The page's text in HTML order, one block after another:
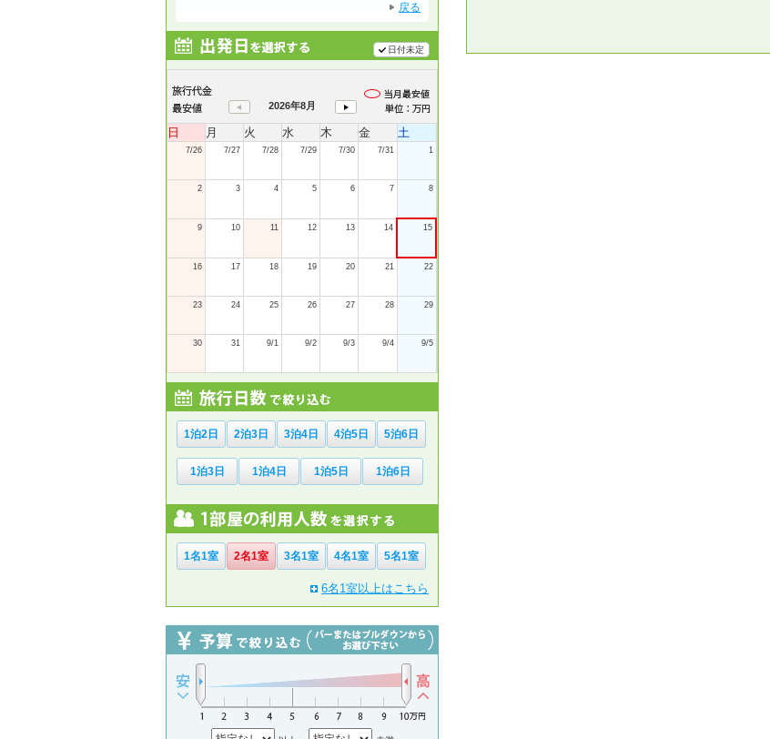
戻る
日付未定
2026年8月
日 月 火 水 木 金 土
7/26 7/27 7/28 7/29 7/30 7/31 1
2 3 4 5 6 7 8
9 10 11 12 13 14 15
16 17 18 19 20 21 22
23 24 25 26 27 28 29
30 31 9/1 9/2 9/3 9/4 9/5
1泊2日 2泊3日 3泊4日 4泊5日 5泊6日
1泊3日 1泊4日 1泊5日 1泊6日
1名1室 2名1室 3名1室 4名1室 5名1室
6名1室以上はこちら